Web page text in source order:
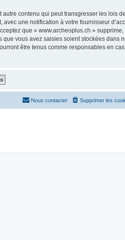
contenu qui peut transgresser les lois
une notification à votre fournisseur
que « www.archeoplus.ch »
vous avez saisies soient stockées dans
être tenus comme responsables en
Supprimer les
Nous contacter